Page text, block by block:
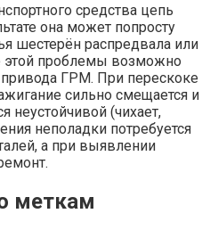
средства цепь
она может попросту
шестерён распредвала или
этой проблемы возможно
ГРМ. При перескоке
сильно смещается и
неустойчивой (чихает,
неполадки потребуется
а при выявлении
меткам